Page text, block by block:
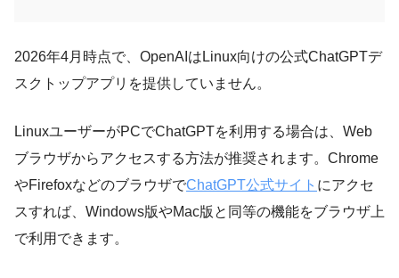
2026年4月時点で、OpenAIはLinux向けの公式ChatGPTデ
スクトップアプリを提供していません。
LinuxユーザーがPCでChatGPTを利用する場合は、Web
ブラウザからアクセスする方法が推奨されます。Chrome
やFirefoxなどのブラウザでChatGPT公式サイト にアクセ
スすれば、Windows版やMac版と同等の機能をブラウザ上
で利用できます。